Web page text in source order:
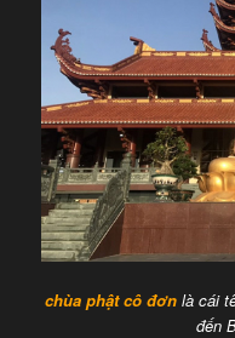
chùa phật cô đơn là cái
đến